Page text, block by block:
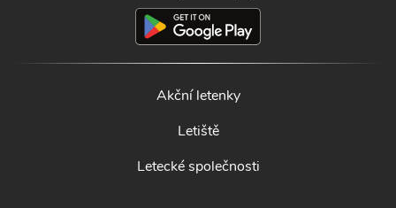
Akční letenky
Letiště
Letecké společnosti